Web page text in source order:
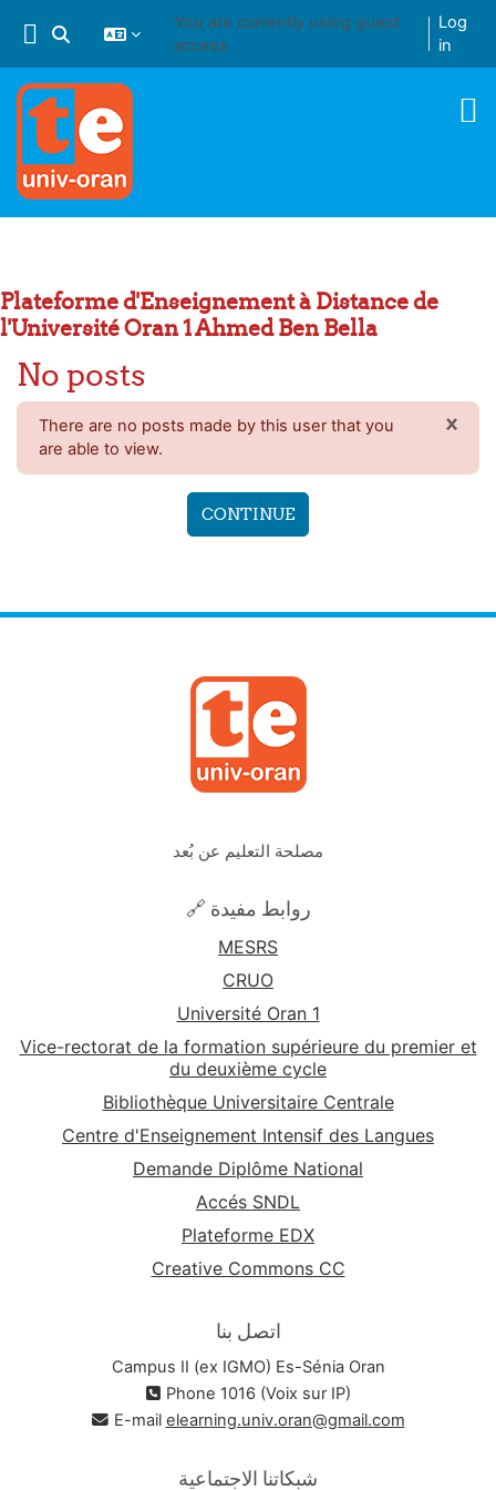
Toggle search input
You are currently using guest
access
Log
in
Plateforme d'Enseignement à Distance de
l'Université Oran 1 Ahmed Ben Bella
No posts
There are no posts made by this user that you
are able to view.
×
CONTINUE
مصلحة التعليم عن بُعد
🔗 روابط مفيدة
MESRS
CRUO
Université Oran 1
Vice-rectorat de la formation supérieure du premier et
du deuxième cycle
Bibliothèque Universitaire Centrale
Centre d'Enseignement Intensif des Langues
Demande Diplôme National
Accés SNDL
Plateforme EDX
Creative Commons CC
اتصل بنا
Campus II (ex IGMO) Es-Sénia Oran
Phone 1016 (Voix sur IP)
E-mail elearning.univ.oran@gmail.com
شبكاتنا الاجتماعية